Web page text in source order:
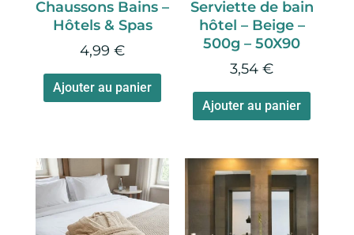
Chaussons Bains –
Hôtels & Spas
4,99 €
Ajouter au panier
Serviette de bain
hôtel – Beige –
500g – 50X90
3,54 €
Ajouter au panier
Ce
produit
a
plusieurs
Plage
prix :
Ce